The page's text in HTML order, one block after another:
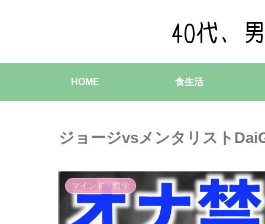
HOME 食生活
ジョージvsメンタリスト
マインド・哲学